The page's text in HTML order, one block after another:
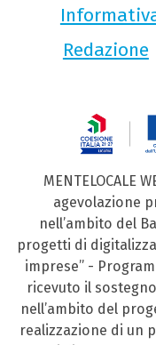
Redazione
MENTELOCALE
agevolazione
nell’ambito del
progetti di
imprese” -
ricevuto il
nell’ambito del
realizzazione di un